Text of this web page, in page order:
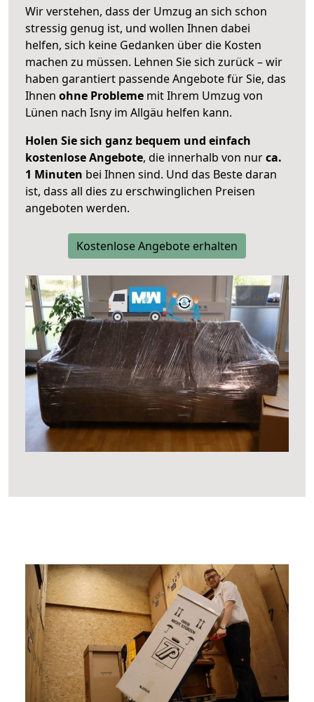
Wir verstehen, dass der Umzug an sich schon
stressig genug ist, und wollen Ihnen dabei
helfen, sich keine Gedanken über die Kosten
machen zu müssen. Lehnen Sie sich zurück – wir
haben garantiert passende Angebote für Sie, das
Ihnen ohne Probleme mit Ihrem Umzug von
Lünen nach Isny im Allgäu helfen kann.
Holen Sie sich ganz bequem und einfach
kostenlose Angebote, die innerhalb von nurca.
1 Minuten bei Ihnen sind. Und das Beste daran
ist, dass all dies zu erschwinglichen Preisen
angeboten werden.
Kostenlose Angebote erhalten